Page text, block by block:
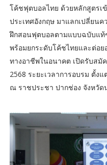
โค้ชฟุตบอลไทย ด้วยหลักสูตรเ
ประเทศอังกฤษ มาแลกเปลี่ยน
ฝึกสอนฟุตบอลตามแบบฉบับแท้
พร้อมยกระดับโค้ชไทยและต่อ
ทางอาชีพในอนาคต เปิดรับสมั
2568 ระยะเวลาการอบรม ตั้ง
ณ ราชประชา ปากช่อง จังหวัด